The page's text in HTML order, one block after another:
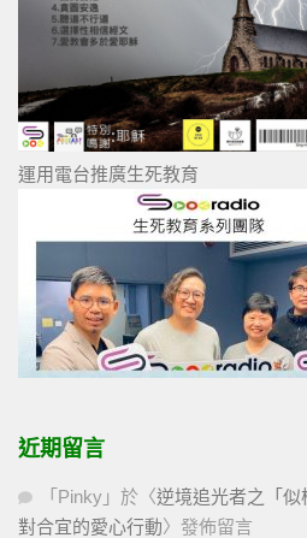
運用電台推廣生死教育
近期留言
「 Pinky 」於〈逆境追光者之「
對合宜的愛心行動〉發佈留言